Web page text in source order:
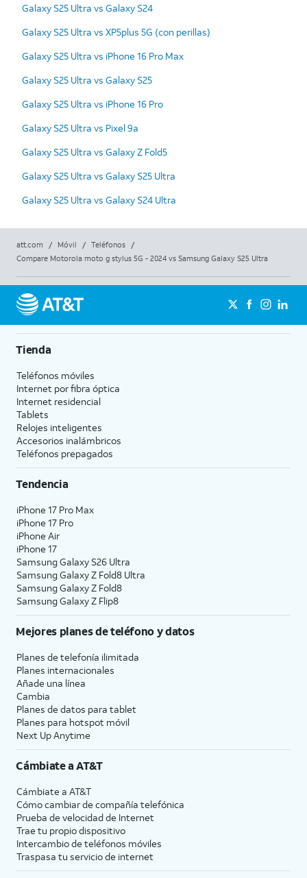
Galaxy S25 Ultra vs Galaxy S24
Galaxy S25 Ultra vs XP5plus 5G (con perillas)
Galaxy S25 Ultra vs iPhone 16 Pro Max
Galaxy S25 Ultra vs Galaxy S25
Galaxy S25 Ultra vs iPhone 16 Pro
Galaxy S25 Ultra vs Pixel 9a
Galaxy S25 Ultra vs Galaxy Z Fold5
Galaxy S25 Ultra vs Galaxy S25 Ultra
Galaxy S25 Ultra vs Galaxy S24 Ultra
att.com / Móvil / Teléfonos
/
Compare Motorola moto g stylus 5G - 2024 vs Samsung Galaxy S25 Ultra
Tienda
Teléfonos móviles
Internet por fibra óptica
Internet residencial
Tablets
Relojes inteligentes
Accesorios inalámbricos
Teléfonos prepagados
Tendencia
iPhone 17 Pro Max
iPhone 17 Pro
iPhone Air
iPhone 17
Samsung Galaxy S26 Ultra
Samsung Galaxy Z Fold8 Ultra
Samsung Galaxy Z Fold8
Samsung Galaxy Z Flip8
Mejores planes de teléfono y datos
Planes de telefonía ilimitada
Planes internacionales
Añade una línea
Cambia
Planes de datos para tablet
Planes para hotspot móvil
Next Up Anytime
Cámbiate aAT&T
Cámbiate a AT&T
Cómo cambiar de compañía telefónica
Prueba de velocidad de Internet
Trae tu propio dispositivo
Intercambio de teléfonos móviles
Traspasa tu servicio de internet